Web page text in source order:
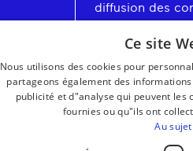
diffusion des
Ce site
Nous utilisons des cookies pour
partageons également des
publicité et d"analyse qui peuvent
fournies ou qu"ils ont
Au